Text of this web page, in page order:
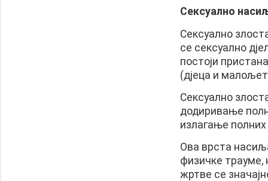
Сексуално
Сексуално
се сексуално
постоји
(дјеца и
Сексуално
додиривање
излагање полних
Ова врста
физичке
жртве се